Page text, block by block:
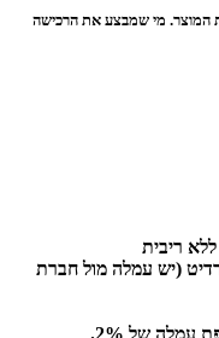
המוצר. מי שמבצע את הרכישה
תשלומים בקרדיט (יש עמלה מול חברת
עמלה של 2%.